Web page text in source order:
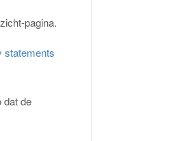
pagina.
statements
dat de